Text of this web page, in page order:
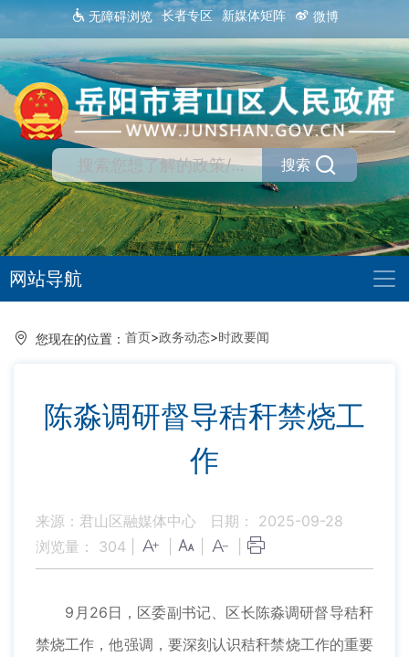
无障碍浏览 长者专区 新媒体矩阵 微博
搜索
网站导航
您现在的位置： 首页>政务动态>时政要闻
陈淼调研督导秸秆禁烧工
作
来源：君山区融媒体中心
日期： 2025-09-28
浏览量： 304
9月26日，区委副书记、区长陈淼调研督导秸秆
禁烧工作，他强调，要深刻认识秸秆禁烧工作的重要